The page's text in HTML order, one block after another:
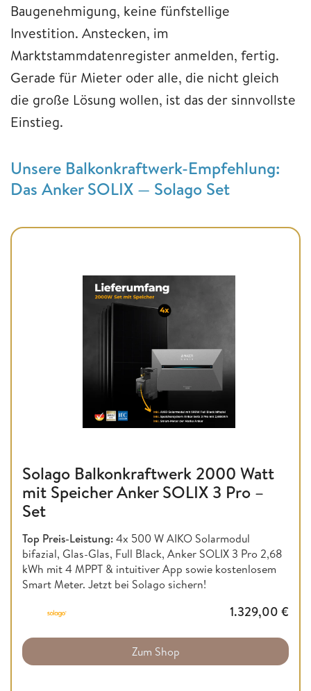
Baugenehmigung, keine fünfstellige
Investition. Anstecken, im
Marktstammdatenregister anmelden, fertig.
Gerade für Mieter oder alle, die nicht gleich
die große Lösung wollen, ist das der sinnvollste
Einstieg.
Unsere Balkonkraftwerk-Empfehlung:
Das Anker SOLIX — Solago Set
Solago Balkonkraftwerk 2000 Watt
mit Speicher Anker SOLIX 3 Pro –
Set
Top Preis-Leistung:4x 500 W AIKO Solarmodul
bifazial, Glas-Glas, Full Black, Anker SOLIX 3 Pro 2,68
kWh mit 4 MPPT & intuitiver App sowie kostenlosem
Smart Meter. Jetzt bei Solago sichern!
1.329,00 €
Zum Shop